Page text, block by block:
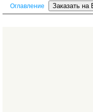
Оглавление